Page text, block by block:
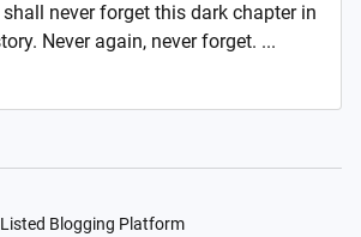
never forget this dark chapter in
Never again, never forget. ...
Listed Blogging Platform